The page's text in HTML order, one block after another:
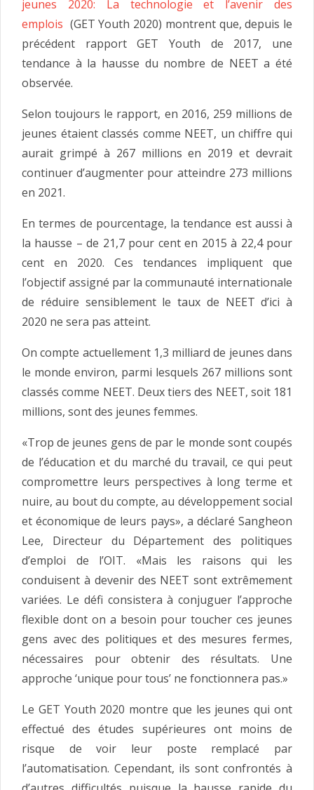
jeunes 2020: La technologie et l’avenir des
emplois (GET Youth 2020) montrent que, depuis le
précédent rapport GET Youth de 2017, une
tendance à la hausse du nombre de NEET a été
observée.
Selon toujours le rapport, en 2016, 259 millions de
jeunes étaient classés comme NEET, un chiffre qui
aurait grimpé à 267 millions en 2019 et devrait
continuer d’augmenter pour atteindre 273 millions
en 2021.
En termes de pourcentage, la tendance est aussi à
la hausse – de 21,7 pour cent en 2015 à 22,4 pour
cent en 2020. Ces tendances impliquent que
l’objectif assigné par la communauté internationale
de réduire sensiblement le taux de NEET d’ici à
2020 ne sera pas atteint.
On compte actuellement 1,3 milliard de jeunes dans
le monde environ, parmi lesquels 267 millions sont
classés comme NEET. Deux tiers des NEET, soit 181
millions, sont des jeunes femmes.
«Trop de jeunes gens de par le monde sont coupés
de l’éducation et du marché du travail, ce qui peut
compromettre leurs perspectives à long terme et
nuire, au bout du compte, au développement social
et économique de leurs pays», a déclaré Sangheon
Lee, Directeur du Département des politiques
d’emploi de l’OIT. «Mais les raisons qui les
conduisent à devenir des NEET sont extrêmement
variées. Le défi consistera à conjuguer l’approche
flexible dont on a besoin pour toucher ces jeunes
gens avec des politiques et des mesures fermes,
nécessaires pour obtenir des résultats. Une
approche ‘unique pour tous’ ne fonctionnera pas.»
Le GET Youth 2020 montre que les jeunes qui ont
effectué des études supérieures ont moins de
risque de voir leur poste remplacé par
l’automatisation. Cependant, ils sont confrontés à